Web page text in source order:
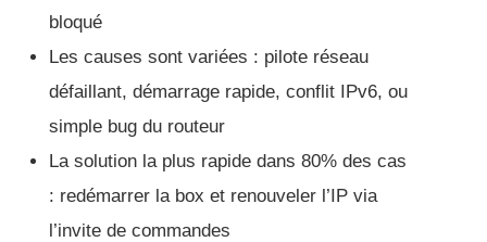
bloqué
Les causes sont variées : pilote réseau
défaillant, démarrage rapide, conflit IPv6, ou
simple bug du routeur
La solution la plus rapide dans 80% des cas
: redémarrer la box et renouveler l’IP via
l’invite de commandes